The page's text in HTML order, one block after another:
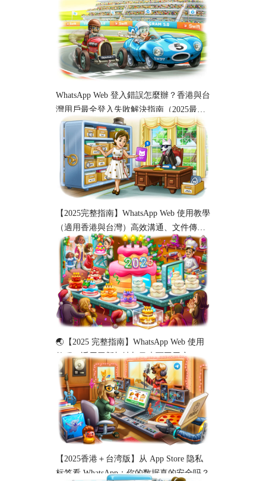
使用指南
WhatsApp Web 登入錯誤怎麼辦？香港與台
灣用戶最全登入失敗解決指南（2025最
新）
【2025完整指南】WhatsApp Web 使用教學
（適用香港與台灣）高效溝通、文件傳輸
與工作協作必備！
🌏【2025 完整指南】WhatsApp Web 使用
教程（适用于新加坡与马来西亚用户）
【2025香港＋台湾版】从 App Store 隐私
标签看 WhatsApp：你的数据真的安全吗？